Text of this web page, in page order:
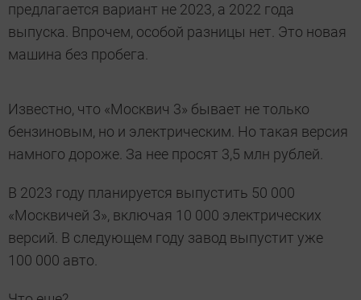
предлагается вариант не 2023, а 2022 года
выпуска. Впрочем, особой разницы нет. Это новая
машина без пробега.
Известно, что «Москвич 3» бывает не только
бензиновым, но и электрическим. Но такая версия
намного дороже. За нее просят 3,5 млн рублей.
В 2023 году планируется выпустить 50 000
«Москвичей 3», включая 10 000 электрических
версий. В следующем году завод выпустит уже
100 000 авто.